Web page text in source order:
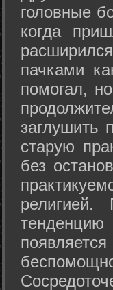
головные
когда
пачками
помогал,
заглушить
старую
без